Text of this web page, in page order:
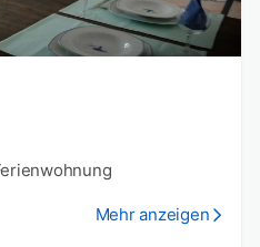
Mehr anzeigen